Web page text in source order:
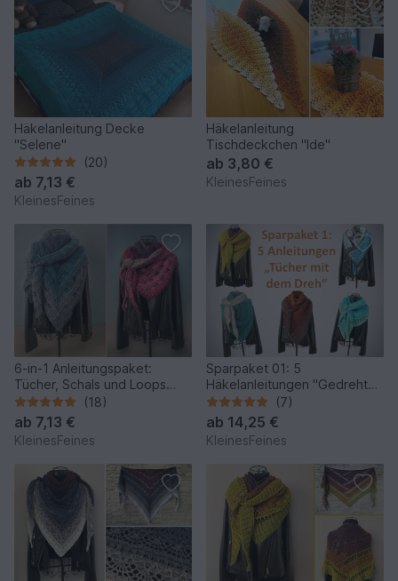
Häkelanleitung Decke
"Selene"
(20)
ab 7,13 €
KleinesFeines
Häkelanleitung
Tischdeckchen "Ide"
ab 3,80 €
KleinesFeines
6-in-1 Anleitungspaket:
Tücher, Schals und Loops
"Rhea" und "Merope"
(18)
ab 7,13 €
KleinesFeines
Sparpaket 01: 5
Häkelanleitungen "Gedrehte
Tücher"
(7)
ab 14,25 €
KleinesFeines